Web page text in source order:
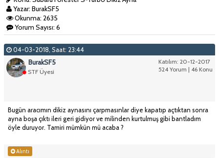
Yazar: BurakSF5
Okunma: 2635
Yorum Sayısı: 6
04-03-2018, Saat: 23:44
Katılım: 20-12-2017
524 Yorum | 46 Konu
BurakSF5
STF Üyesi
Bugün aracımın dikiz aynasını çarpmasınlar diye kapatıp açtıktan sonra
ayna boşa çıktı ileri geri gidiyor ve milinden kurtulmuş gibi bantladım
öyle duruyor. Tamiri mümkün mü acaba ?
Alıntı